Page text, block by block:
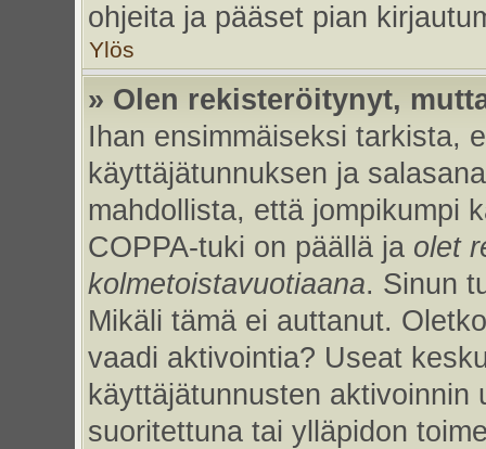
ohjeita ja pääset pian
Ylös
» Olen rekisteröitynyt,
Ihan ensimmäiseksi tarkista,
käyttäjätunnuksen ja
mahdollista, että jompikumpi
COPPA-tuki on päällä ja olet
kolmetoistavuotiaana. Sinun
Mikäli tämä ei auttanut.
vaadi aktivointia? Useat
käyttäjätunnusten
suoritettuna tai ylläpidon